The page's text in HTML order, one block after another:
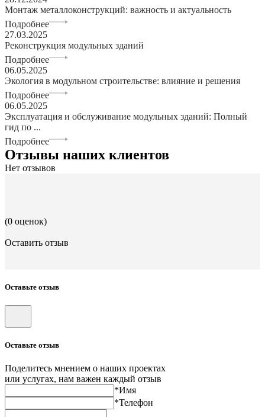
Монтаж металлоконструкций: важность и актуальность
Подробнее
27.03.2025
Реконструкция модульных зданий
Подробнее
06.05.2025
Экология в модульном строительстве: влияние и решения
Подробнее
06.05.2025
Эксплуатация и обслуживание модульных зданий: Полный
гид по ...
Подробнее
Отзывы наших клиентов
Нет отзывов
(0 оценок)
Оставить отзыв
Оставьте отзыв
Оставьте отзыв
Поделитесь мнением о наших проектах
или услугах, нам важен каждый отзыв
*Имя
*Телефон